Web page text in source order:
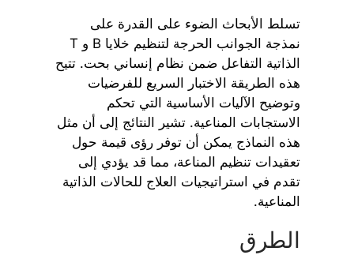
تسلط الأبحاث الضوء على القدرة على
نمذجة الجوانب الحرجة لتنظيم خلايا B و T
الذاتية التفاعل ضمن نظام إنساني بحت. تتيح
هذه الطريقة الاختبار السريع للفرضيات
وتوضيح الآليات الأساسية التي تحكم
الاستجابات المناعية. تشير النتائج إلى أن مثل
هذه النماذج يمكن أن توفر رؤى قيمة حول
تعقيدات تنظيم المناعة، مما قد يؤدي إلى
تقدم في استراتيجيات العلاج للحالات الذاتية
المناعية.
الطرق